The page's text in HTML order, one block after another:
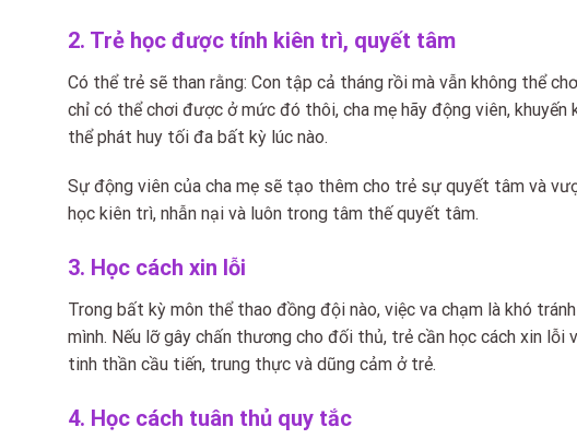
2. Trẻ học được tính kiên trì, quyết tâm
Có thể trẻ sẽ than rằng: Con tập cả tháng rồi mà vẫn không thể
chỉ có thể chơi được ở mức đó thôi, cha mẹ hãy động viên,
thể phát huy tối đa bất kỳ lúc nào.
Sự động viên của cha mẹ sẽ tạo thêm cho trẻ sự quyết tâm và
học kiên trì, nhẫn nại và luôn trong tâm thế quyết tâm.
3. Học cách xin lỗi
Trong bất kỳ môn thể thao đồng đội nào, việc va chạm là khó
mình. Nếu lỡ gây chấn thương cho đối thủ, trẻ cần học cách xin
tinh thần cầu tiến, trung thực và dũng cảm ở trẻ.
4. Học cách tuân thủ quy tắc